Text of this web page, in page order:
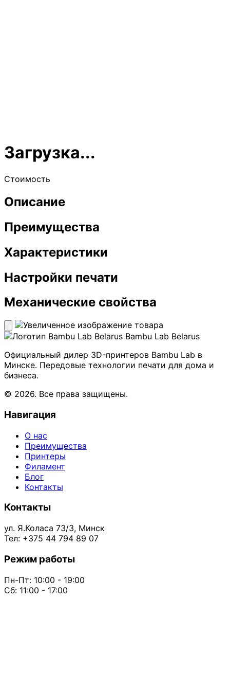
Загрузка...
Стоимость
Описание
Преимущества
Характеристики
Настройки печати
Механические свойства
Bambu Lab Belarus
Официальный дилер 3D-принтеров Bambu Lab в
Минске. Передовые технологии печати для дома и
бизнеса.
© 2026. Все права защищены.
Навигация
О нас
Преимущества
Принтеры
Филамент
Блог
Контакты
Контакты
ул. Я.Коласа 73/3, Минск
Тел: +375 44 794 89 07
Режим работы
Пн-Пт: 10:00 - 19:00
Сб: 11:00 - 17:00